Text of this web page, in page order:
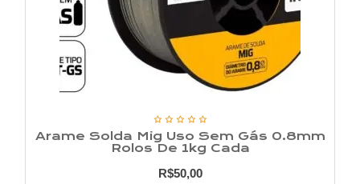
Arame Solda Mig Uso Sem Gás 0.8mm
Rolos De 1kg Cada
R$50,00